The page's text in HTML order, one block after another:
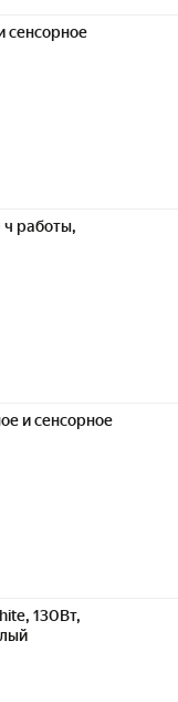
сенсорное
ч работы,
и сенсорное
130Вт,